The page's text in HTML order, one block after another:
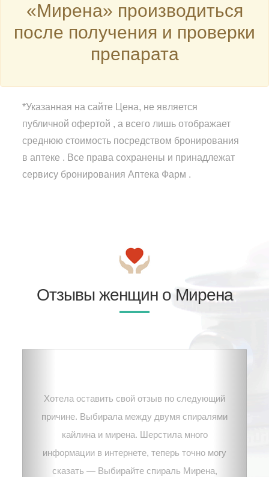
«Мирена» производиться
после получения и проверки
препарата
*Указанная на сайте Цена, не является
публичной офертой , а всего лишь отображает
среднюю стоимость посредством бронирования
в аптеке . Все права сохранены и принадлежат
сервису бронирования Аптека Фарм .
Отзывы женщин о Мирена
Хотела оставить свой отзыв по следующий
причине. Выбирала между двумя спиралями
кайлина и мирена. Шерстила много
информации в интернете, теперь точно могу
сказать — Выбирайте спираль Мирена,